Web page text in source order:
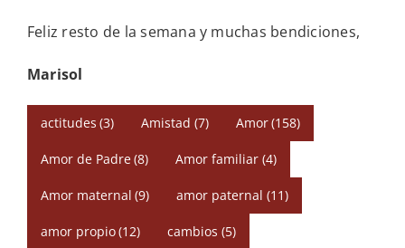
Feliz resto de la semana y muchas bendiciones,
Marisol
actitudes (3) Amistad (7) Amor(158)
Amor de Padre(8) Amor familiar (4)
Amor maternal (9) amor paternal (11)
amor propio(12) cambios (5)